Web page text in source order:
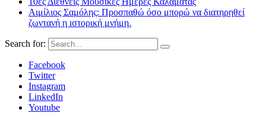
Αιμίλιος Σαμόλης: Προσπαθώ όσο μπορώ να διατηρηθεί
ζωντανή η ιστορική μνήμη.
Search for:
Facebook
Twitter
Instagram
LinkedIn
Youtube